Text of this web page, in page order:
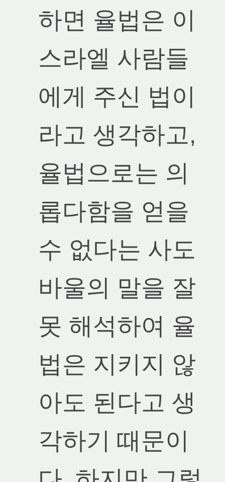
하면 율법은 이
스라엘 사람들
에게 주신 법이
라고 생각하고,
율법으로는 의
롭다함을 얻을
수 없다는 사도
바울의 말을 잘
못 해석하여 율
법은 지키지 않
아도 된다고 생
각하기 때문이